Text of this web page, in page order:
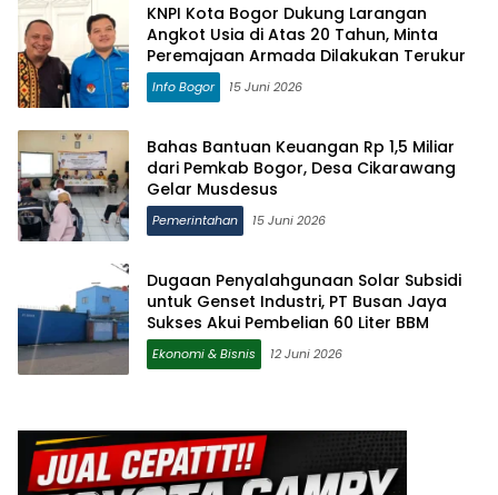
KNPI Kota Bogor Dukung Larangan
Angkot Usia di Atas 20 Tahun, Minta
Peremajaan Armada Dilakukan Terukur
Info Bogor 15 Juni 2026
Bahas Bantuan Keuangan Rp 1,5 Miliar
dari Pemkab Bogor, Desa Cikarawang
Gelar Musdesus
Pemerintahan 15 Juni 2026
Dugaan Penyalahgunaan Solar Subsidi
untuk Genset Industri, PT Busan Jaya
Sukses Akui Pembelian 60 Liter BBM
Ekonomi & Bisnis 12 Juni 2026